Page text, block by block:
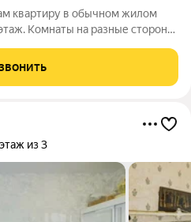
квартиру в обычном жилом
Комнаты на разные стороны.
школа, остановка
из 3